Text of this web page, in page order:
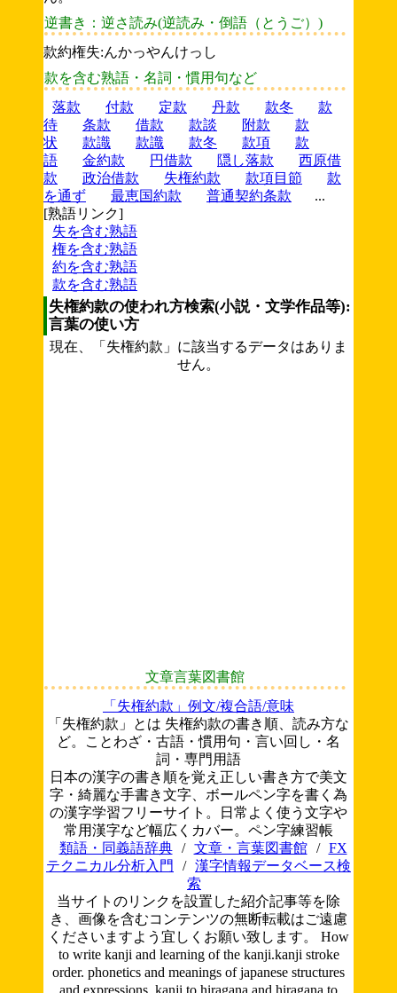
逆書き：逆さ読み(逆読み・倒語（とうご）)
款約権失:んかっやんけっし
款を含む熟語・名詞・慣用句など
落款
付款 定款 丹款 款冬
款
待
条款 借款 款談 附款
款
状
款識 款識 款冬 款項
款
語
金約款 円借款 隠し落款
西原借
款
政治借款 失権約款 款項目節
款
を通ず
最恵国約款 普通契約条款
...
[熟語リンク]
失を含む熟語
権を含む熟語
約を含む熟語
款を含む熟語
失権約款の使われ方検索(小説・文学作品等):
言葉の使い方
現在、「失権約款」に該当するデータはありま
せん。
文章言葉図書館
「失権約款」例文/複合語/意味
「失権約款」とは 失権約款の書き順、読み方な
ど。ことわざ・古語・慣用句・言い回し・名
詞・専門用語
日本の漢字の書き順を覚え正しい書き方で美文
字・綺麗な手書き文字、ボールペン字を書く為
の漢字学習フリーサイト。日常よく使う文字や
常用漢字など幅広くカバー。ペン字練習帳
類語・同義語辞典
/ 文章・言葉図書館 /
FX
テクニカル分析入門
/ 漢字情報データベース検
索
当サイトのリンクを設置した紹介記事等を除
き、画像を含むコンテンツの無断転載はご遠慮
くださいますよう宜しくお願い致します。 How
to write kanji and learning of the kanji.kanji stroke
order. phonetics and meanings of japanese structures
and expressions. kanji to hiragana and hiragana to